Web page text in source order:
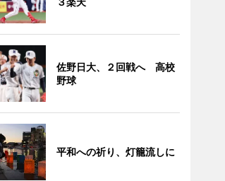
佐野日大、２回戦へ 高校
野球
平和への祈り、灯籠流しに